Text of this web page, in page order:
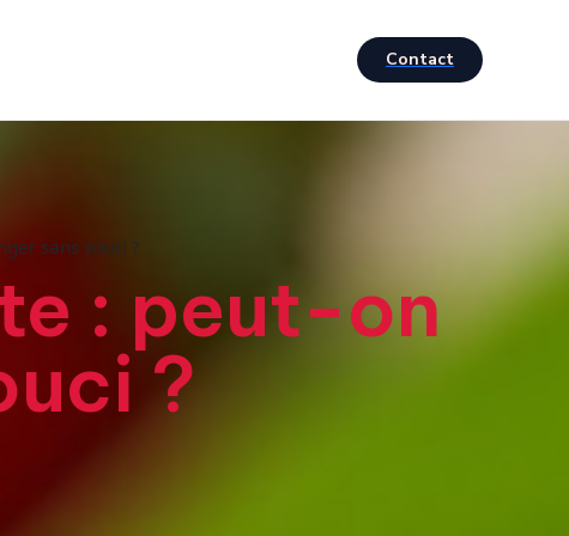
Contact
sans souci ?
: peut-on
?